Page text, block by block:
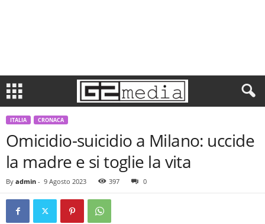
ITALIA CRONACA
Omicidio-suicidio a Milano: uccide
la madre e si toglie la vita
By admin - 9 Agosto 2023 397 0